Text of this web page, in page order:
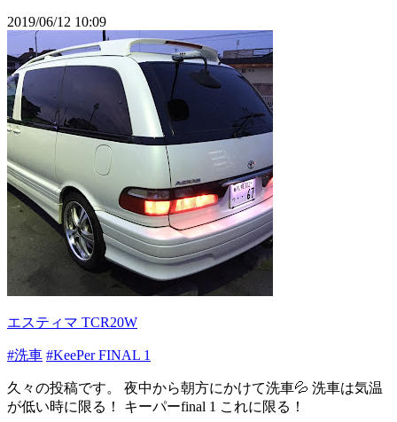
2019/06/12 10:09
エスティマ TCR20W
#洗車 #KeePer FINAL 1
久々の投稿です。 夜中から朝方にかけて洗車💦 洗車は気温
が低い時に限る！ キーパーfinal 1 これに限る！